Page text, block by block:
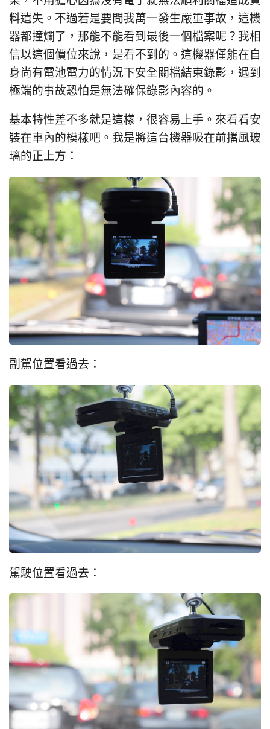
料遺失。不過若是要問我萬一發生嚴重事故，這機
器都撞爛了，那能不能看到最後一個檔案呢？我相
信以這個價位來說，是看不到的。這機器僅能在自
身尚有電池電力的情況下安全關檔結束錄影，遇到
極端的事故恐怕是無法確保錄影內容的。
基本特性差不多就是這樣，很容易上手。來看看安
裝在車內的模樣吧。我是將這台機器吸在前擋風玻
璃的正上方：
副駕位置看過去：
駕駛位置看過去：